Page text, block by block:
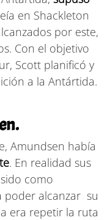
en Shackleton
por este,
Con el objetivo
Scott planificó y
a la Antártida.
Amundsen había
. En realidad sus
como
poder alcanzar su
era repetir la ruta